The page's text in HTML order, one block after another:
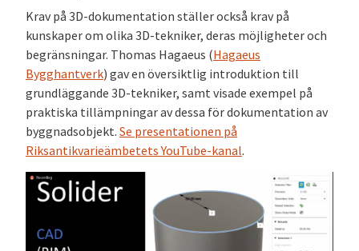
Krav på 3D-dokumentation ställer också krav på
kunskaper om olika 3D-tekniker, deras möjligheter och
begränsningar. Thomas Hagaeus (Hagaeus
Bygghantverk) gav en översiktlig introduktion till
grundläggande 3D-tekniker, samt visade exempel på
praktiska tillämpningar av dessa för dokumentation av
byggnadsobjekt. Se presentationen på
Riksantikvarieämbetets YouTube-kanal.